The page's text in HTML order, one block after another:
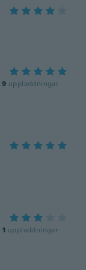
9 uppladdningar
1 uppladdningar